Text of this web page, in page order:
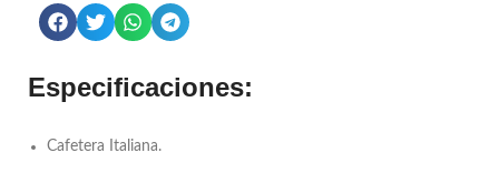
Especificaciones:
Cafetera Italiana.